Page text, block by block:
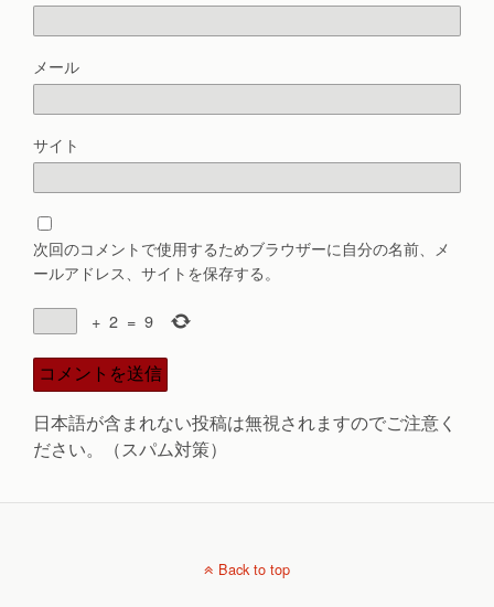
メール
サイト
次回のコメントで使用するためブラウザーに自分の名前、メ
ールアドレス、サイトを保存する。
+ 2 = 9
日本語が含まれない投稿は無視されますのでご注意く
ださい。（スパム対策）
Back to top